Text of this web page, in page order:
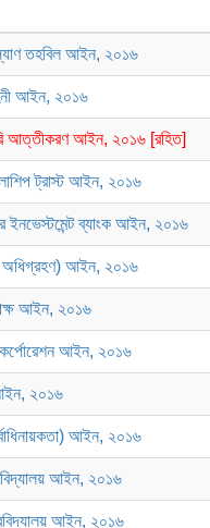
তহবিল আইন, ২০১৬
আইন, ২০১৬
আত্তীকরণ আইন, ২০১৬ [রহিত]
ট্রাস্ট আইন, ২০১৬
ইনভেস্টমেন্ট ব্যাংক আইন, ২০১৬
অধিগ্রহণ) আইন, ২০১৬
আইন, ২০১৬
কর্পোরেশন আইন, ২০১৬
২০১৬
আইন, ২০১৬
আইন, ২০১৬
আইন, ২০১৬